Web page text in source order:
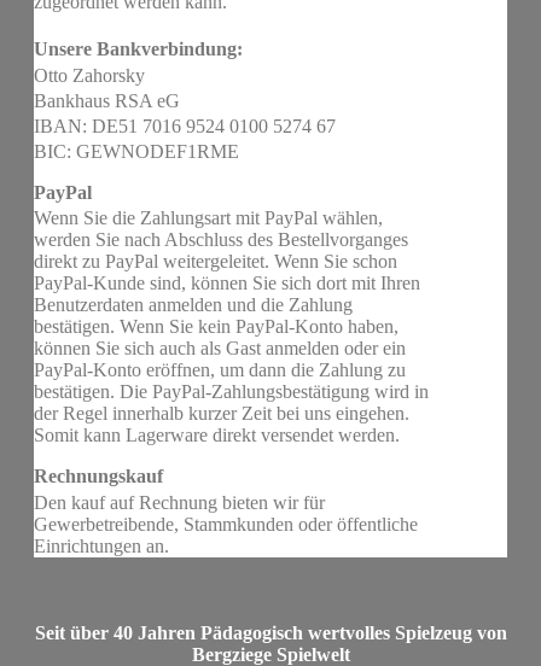
Unsere Bankverbindung:
Otto Zahorsky
Bankhaus RSA eG
IBAN: DE51 7016 9524 0100 5274 67
BIC: GEWNODEF1RME
PayPal
Wenn Sie die Zahlungsart mit PayPal wählen,
werden Sie nach Abschluss des Bestellvorganges
direkt zu PayPal weitergeleitet. Wenn Sie schon
PayPal-Kunde sind, können Sie sich dort mit Ihren
Benutzerdaten anmelden und die Zahlung
bestätigen. Wenn Sie kein PayPal-Konto haben,
können Sie sich auch als Gast anmelden oder ein
PayPal-Konto eröffnen, um dann die Zahlung zu
bestätigen. Die PayPal-Zahlungsbestätigung wird in
der Regel innerhalb kurzer Zeit bei uns eingehen.
Somit kann Lagerware direkt versendet werden.
Rechnungskauf
Den kauf auf Rechnung bieten wir für
Gewerbetreibende, Stammkunden oder öffentliche
Einrichtungen an.
Seit über 40 Jahren Pädagogisch wertvolles Spielzeug von
Bergziege Spielwelt